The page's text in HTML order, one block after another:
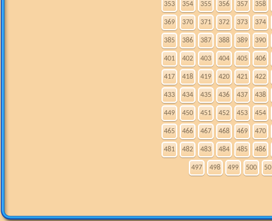
353 354 355 356 357 358
369 370 371 372 373 374
385 386 387 388 389 390
401 402 403 404 405 406
417 418 419 420 421 422
433 434 435 436 437 438
449 450 451 452 453 454
465 466 467 468 469 470
481 482 483 484 485 486
497 498 499 500